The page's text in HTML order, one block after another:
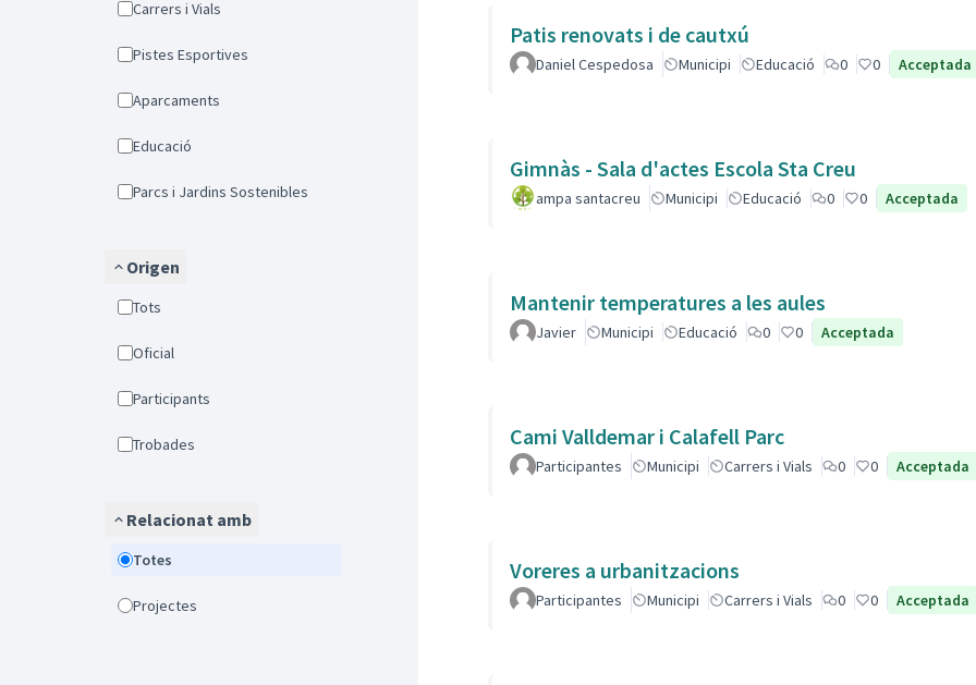
Carrers i Vials
Pistes Esportives
Aparcaments
Educació
Parcs i Jardins Sostenibles
Origen
Tots
Oficial
Participants
Trobades
Relacionat amb
Totes
Projectes
Patis renovats i de cautxú
Daniel Cespedosa Municipi Educació 0 0 Acceptada
Gimnàs - Sala d'actes Escola Sta Creu
ampa santacreu Municipi Educació 0 0 Acceptada
Mantenir temperatures a les aules
Javier Municipi Educació 0 0 Acceptada
Cami Valldemar i Calafell Parc
Participantes Municipi Carrers i Vials 0 0 Acceptada
Voreres a urbanitzacions
Participantes Municipi Carrers i Vials 0 0 Acceptada